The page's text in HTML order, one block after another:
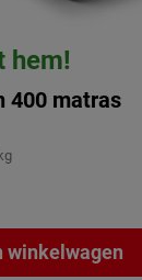
hem!
400 matras
winkelwagen